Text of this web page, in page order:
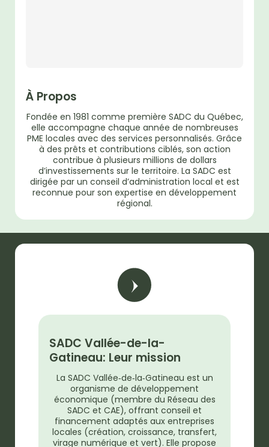
À Propos
Fondée en 1981 comme première SADC du Québec,
elle accompagne chaque année de nombreuses
PME locales avec des services personnalisés. Grâce
à des prêts et contributions ciblés, son action
contribue à plusieurs millions de dollars
d’investissements sur le territoire. La SADC est
dirigée par un conseil d’administration local et est
reconnue pour son expertise en développement
régional.
SADC Vallée-de-la-
Gatineau: Leur mission
La SADC Vallée‑de‑la‑Gatineau est un
organisme de développement
économique (membre du Réseau des
SADC et CAE), offrant conseil et
financement adaptés aux entreprises
locales (création, croissance, transfert,
virage numérique et vert). Elle propose